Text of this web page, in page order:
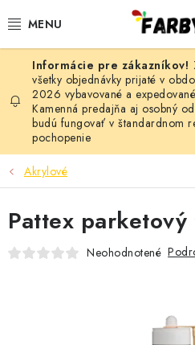
na
FARBY A LAKY
STAVEBNÁ CHÉMIA
MALIARSKE POTREBY
všetky objednávky prijaté v
2026 vybavované a
Kamenná predajňa aj osobný
budú fungovať v štandardnom
pochopenie
Akrylové
Pattex parketový
Neohodnotené